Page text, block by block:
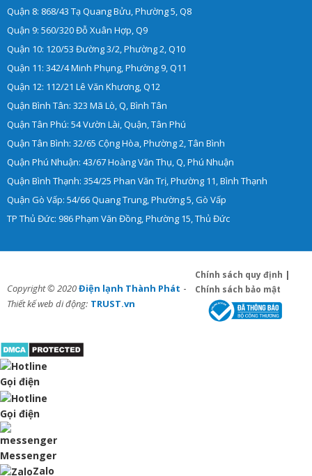
Quận 8: 868/43 Tạ Quang Bửu, Phường 5, Q8
Quận 9: 560/320 Đỗ Xuân Hợp, Q9
Quận 10: 120/53 Đường 3/2, Phường 2, Q10
Quận 11: 342/4 Minh Phụng, Phường 9, Q11
Quận 12: 112/21 Lê Văn Khương, Q12
Quận Bình Tân: 323 Mã Lò, Q, Bình Tân
Quận Tân Phú: 54 Vườn Lài, Quận, Tân Phú
Quận Tân Bình: 32/65 Cộng Hòa, Phường 2, Tân Bình
Quận Phú Nhuận: 43/67 Hoàng Văn Thụ, Q, Phú Nhuận
Quận Bình Thạnh: 354/25 Phan Văn Trị, Phường 11, Bình Thạnh
Quận Gò Vấp: 54/66 Quang Trung, Phường 5, Gò Vấp
TP Thủ Đức: 986 Phạm Văn Đồng, Phường 15, Thủ Đức
Copyright © 2020Điện lạnh Thành Phát -
Thiết kế web di động: TRUST.vn
Chính sách quy định |
Chính sách bảo mật
Gọi điện
Gọi điện
Messenger
Zalo